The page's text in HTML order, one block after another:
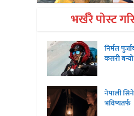
भर्खरै पोस्ट
निर्मल
कसरी
नेपाली
भविष्यतर्फ